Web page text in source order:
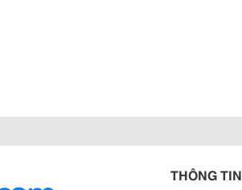
THÔNG TIN